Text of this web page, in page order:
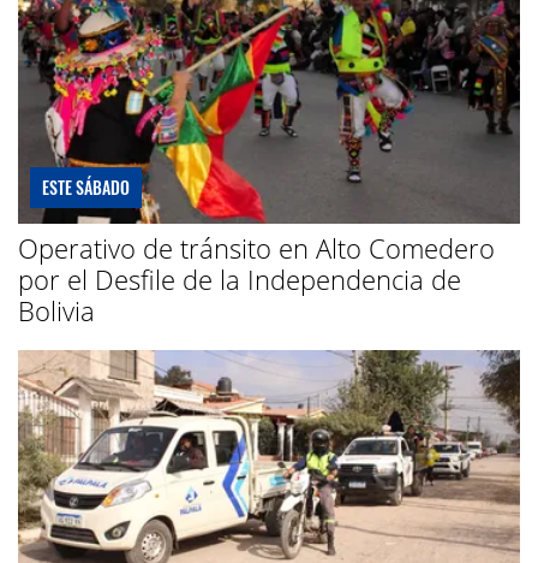
ESTE SÁBADO
Operativo de tránsito en Alto Comedero
por el Desfile de la Independencia de
Bolivia